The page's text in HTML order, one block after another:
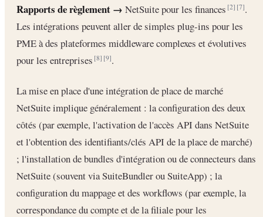
Rapports de règlement → NetSuite pour les finances[2] [7].
Les intégrations peuvent aller de simples plug-ins pour les
PME à des plateformes middleware complexes et évolutives
pour les entreprises[8] [9].
La mise en place d'une intégration de place de marché
NetSuite implique généralement : la configuration des deux
côtés (par exemple, l'activation de l'accès API dans NetSuite
et l'obtention des identifiants/clés API de la place de marché)
; l'installation de bundles d'intégration ou de connecteurs dans
NetSuite (souvent via SuiteBundler ou SuiteApp) ; la
configuration du mappage et des workflows (par exemple, la
correspondance du compte et de la filiale pour les